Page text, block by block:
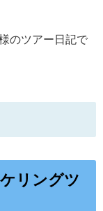
のツアー日記で
リングツ